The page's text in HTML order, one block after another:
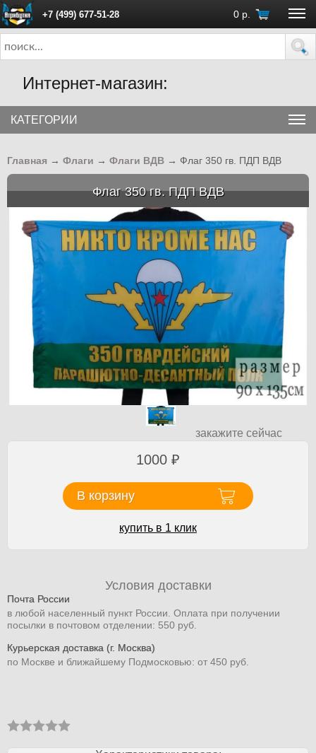
+7 (499) 677-51-28 0 р.
ПН - ПТ с 10:00 до 18:00 (Москва)
Интернет-магазин:
КАТЕГОРИИ
Главная → Флаги → Флаги ВДВ → Флаг 350 гв. ПДП ВДВ
Флаг 350 гв. ПДП ВДВ
закажите сейчас
1000 ₽
В корзину
купить в 1 клик
Условия доставки
Почта России
в любой населенный пункт России. Оплата при получении
посылки в почтовом отделении: 550 руб.
Курьерская доставка (г. Москва)
по Москве и ближайшему Подмосковью: от 450 руб.